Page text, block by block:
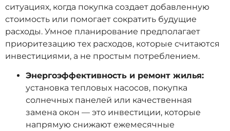
ситуациях, когда покупка создает добавленную
стоимость или помогает сократить будущие
расходы. Умное планирование предполагает
приоритезацию тех расходов, которые считаются
инвестициями, а не простым потреблением.
Энергоэффективность и ремонт жилья:
установка тепловых насосов, покупка
солнечных панелей или качественная
замена окон — это инвестиции, которые
напрямую снижают ежемесячные